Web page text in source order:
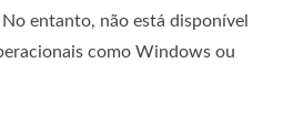
entanto, não está disponível
como Windows ou